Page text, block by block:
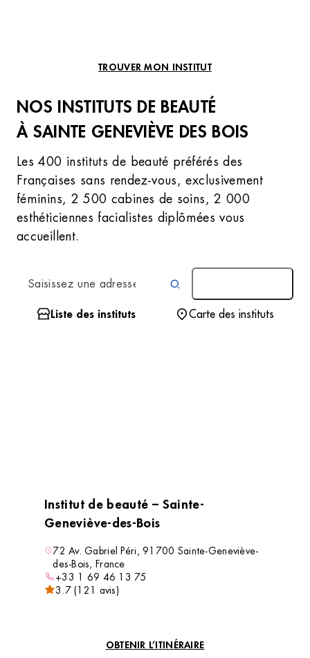
TROUVER MON INSTITUT
NOS INSTITUTS DE BEAUTÉ
À SAINTE GENEVIÈVE DES BOIS
Les 400 instituts de beauté préférés des
Françaises sans rendez-vous, exclusivement
féminins, 2 500 cabines de soins, 2 000
esthéticiennes facialistes diplômées vous
accueillent.
Liste des instituts Carte des instituts
Institut de beauté – Sainte-
Geneviève-des-Bois
72 Av. Gabriel Péri, 91700 Sainte-Geneviève-
des-Bois, France
+33 1 69 46 13 75
3.7 (121 avis)
OBTENIR L’ITINÉRAIRE